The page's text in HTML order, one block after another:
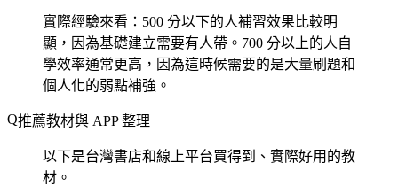
實際經驗來看：500 分以下的人補習效果比較明
顯，因為基礎建立需要有人帶。700 分以上的人自
學效率通常更高，因為這時候需要的是大量刷題和
個人化的弱點補強。
推薦教材與 APP 整理
以下是台灣書店和線上平台買得到、實際好用的教
材。